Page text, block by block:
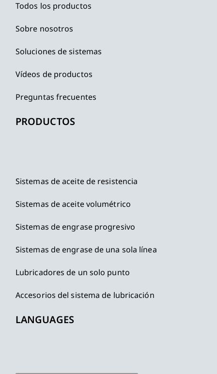
Todos los productos
Sobre nosotros
Soluciones de sistemas
Vídeos de productos
Preguntas frecuentes
PRODUCTOS
Sistemas de aceite de resistencia
Sistemas de aceite volumétrico
Sistemas de engrase progresivo
Sistemas de engrase de una sola línea
Lubricadores de un solo punto
Accesorios del sistema de lubricación
LANGUAGES